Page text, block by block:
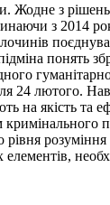
Жодне з
з 2014
понять
24 лютого.
на якість та